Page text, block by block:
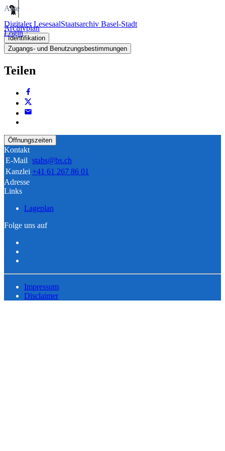
Digitaler LesesaalStaatsarchiv Basel-Stadt
Login
Akte
Archivplan
Identifikation
Zugangs- und Benutzungsbestimmungen
Teilen
Öffnungszeiten
Kontakt
E-Mail stabs@bs.ch
Kanzlei +41 61 267 86 01
Adresse
Links
Lageplan
Folge uns auf
Impressum
Disclaimer